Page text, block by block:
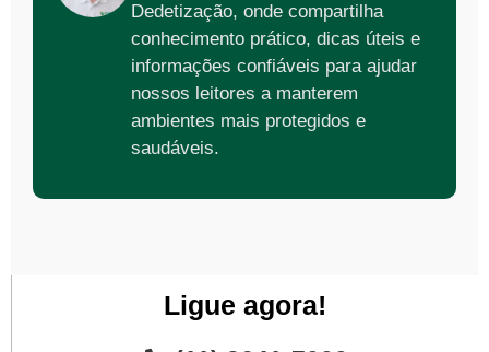
Dedetização, onde compartilha
conhecimento prático, dicas úteis e
informações confiáveis para ajudar
nossos leitores a manterem
ambientes mais protegidos e
saudáveis.
Ligue agora!